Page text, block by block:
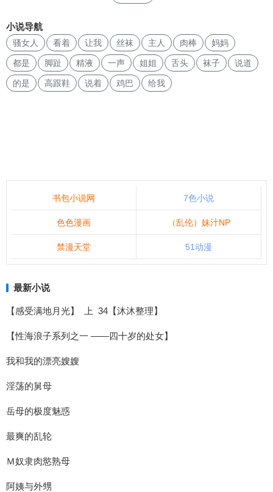
小说导航
骚女人 看着 让我 丝袜 主人 肉棒 妈妈
都是 脚趾 精液 一声 姐姐 舌头 袜子 说道
的是 高跟鞋 说着 鸡巴 给我
书包小说网 7色小说
色色漫画 （乱伦）妹汁NP
禁漫天堂 51动漫
最新小说
【感受满地月光】 上 34【沐沐整理】
【性海浪子系列之一 ——四十岁的处女】
我和我的漂亮嫂嫂
淫荡的舅母
岳母的极度魅惑
最爽的乱轮
Ｍ奴隶肉慾熟母
阿姨与外甥